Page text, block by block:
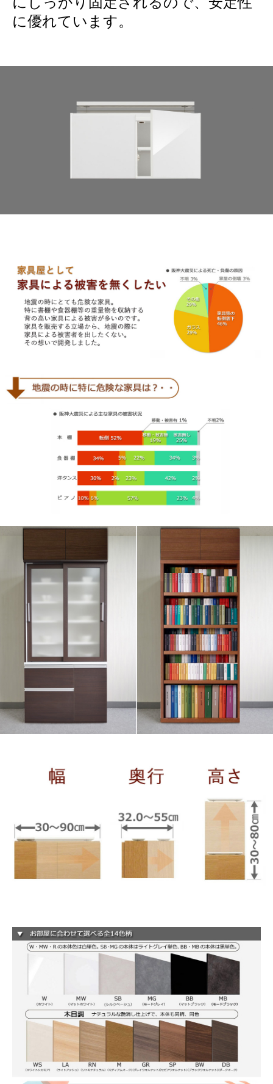
に優れています。